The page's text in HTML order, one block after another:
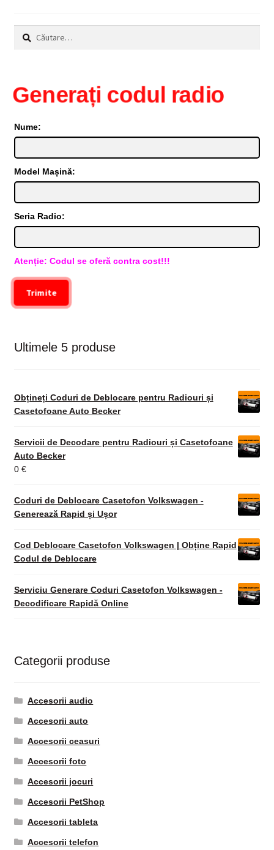
Caută
după:
Generați codul radio
Nume:
Model Mașină:
Seria Radio:
Atenție: Codul se oferă contra cost!!!
Trimite
Ultimele 5 produse
Obțineți Coduri de Deblocare pentru Radiouri și
Casetofoane Auto Becker
Servicii de Decodare pentru Radiouri și Casetofoane
Auto Becker
0 €
Coduri de Deblocare Casetofon Volkswagen -
Generează Rapid și Ușor
Cod Deblocare Casetofon Volkswagen | Obține Rapid
Codul de Deblocare
Serviciu Generare Coduri Casetofon Volkswagen -
Decodificare Rapidă Online
Categorii produse
Accesorii audio
Accesorii auto
Accesorii ceasuri
Accesorii foto
Accesorii jocuri
Accesorii PetShop
Accesorii tableta
Accesorii telefon